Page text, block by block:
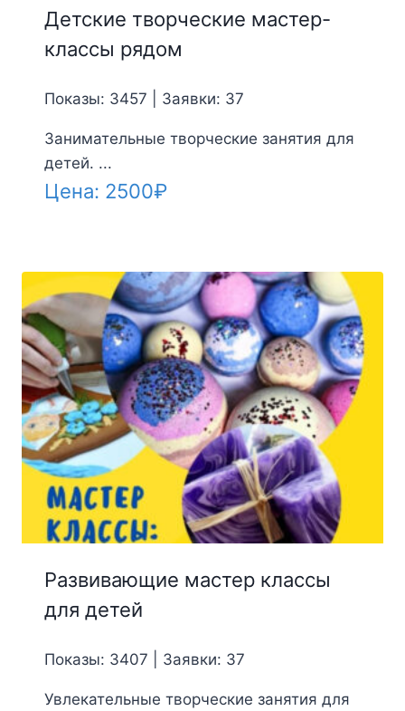
Детские творческие мастер-
классы рядом
Показы: 3457 | Заявки: 37
Занимательные творческие занятия для
детей. ...
Цена: 2500₽
Развивающие мастер классы
для детей
Показы: 3407 | Заявки: 37
Увлекательные творческие занятия для